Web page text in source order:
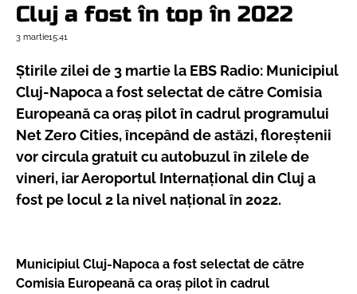
Cluj a fost în top în 2022
3 martie15:41
Știrile zilei de 3 martie la EBS Radio: Municipiul
Cluj-Napoca a fost selectat de către Comisia
Europeană ca oraș pilot în cadrul programului
Net Zero Cities, începând de astăzi, floreștenii
vor circula gratuit cu autobuzul în zilele de
vineri, iar Aeroportul Internațional din Cluj a
fost pe locul 2 la nivel național în 2022.
Municipiul Cluj-Napoca a fost selectat de către
Comisia Europeană ca oraș pilot în cadrul